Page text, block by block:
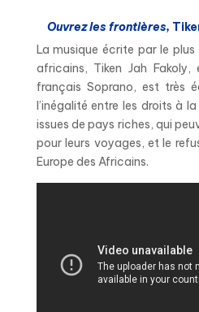
Ouvrez les frontières,
La musique écrite par le
africains, Tiken Jah
français Soprano, est très
l’inégalité entre les droits à
issues de pays riches, qui
pour leurs voyages, et le
Europe des Africains.